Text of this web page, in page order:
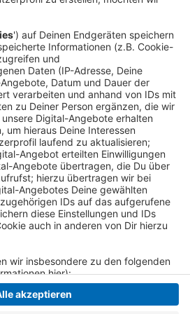
auf dem fünften
Das nächste und letzte
am kommenden Sonntag an.
gegen den Absteiger
ist um 15 Uhr.